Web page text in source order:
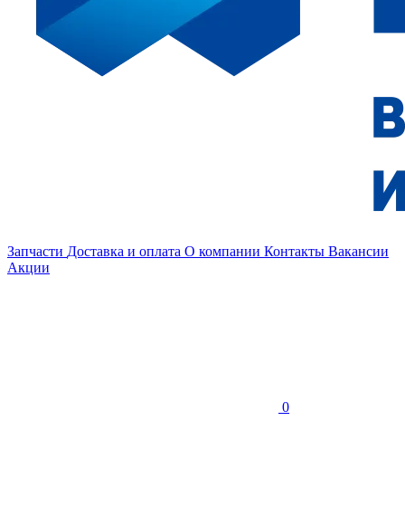
Запчасти Доставка и оплата О компании Контакты Вакансии
Акции
0